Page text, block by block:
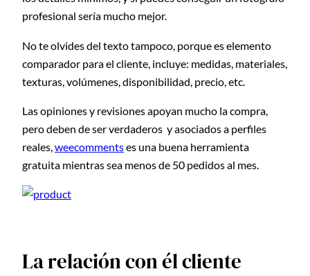
profesional sería mucho mejor.
No te olvides del texto tampoco, porque es elemento
comparador para el cliente, incluye: medidas, materiales,
texturas, volúmenes, disponibilidad, precio, etc.
Las opiniones y revisiones apoyan mucho la compra,
pero deben de ser verdaderos y asociados a perfiles
reales,weecommentses una buena herramienta
gratuita mientras sea menos de 50 pedidos al mes.
La relación con él cliente